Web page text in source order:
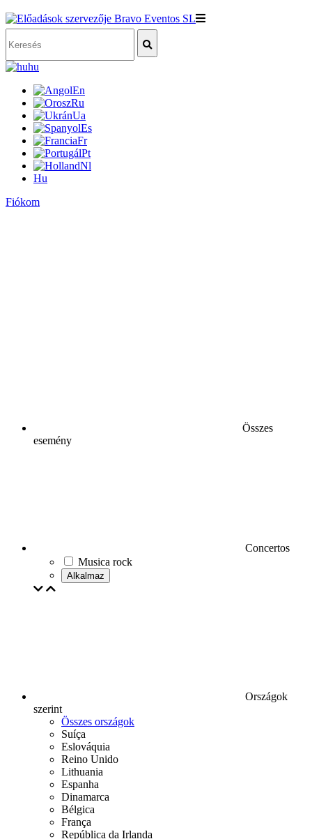
hu
En
Ru
Ua
Es
Fr
Pt
Nl
Hu
Fiókom
Összes
esemény
Concertos
Musica rock
Alkalmaz
Országok
szerint
Összes országok
Suíça
Eslováquia
Reino Unido
Lithuania
Espanha
Dinamarca
Bélgica
França
República da Irlanda